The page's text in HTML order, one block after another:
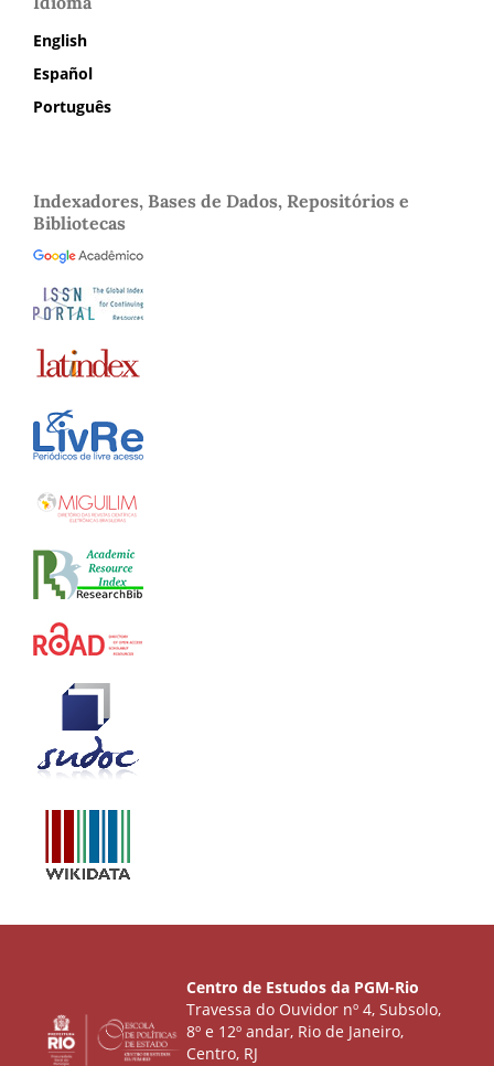
English
Español
Português
Indexadores, Bases de Dados, Repositórios e
Bibliotecas
Centro de Estudos da PGM-Rio
Travessa do Ouvidor nº 4, Subsolo,
8º e 12º andar, Rio de Janeiro,
Centro, RJ